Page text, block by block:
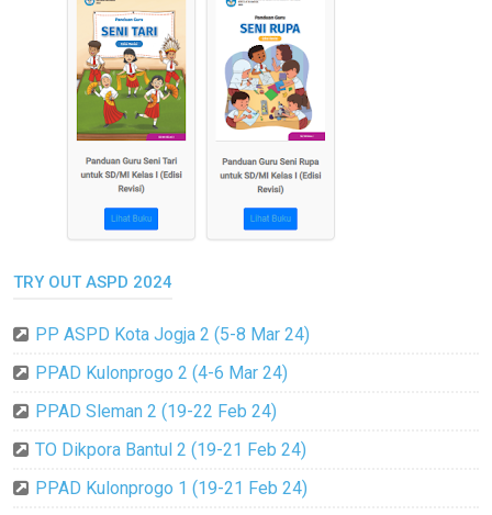
TRY OUT ASPD 2024
PP ASPD Kota Jogja 2 (5-8 Mar 24)
PPAD Kulonprogo 2 (4-6 Mar 24)
PPAD Sleman 2 (19-22 Feb 24)
TO Dikpora Bantul 2 (19-21 Feb 24)
PPAD Kulonprogo 1 (19-21 Feb 24)